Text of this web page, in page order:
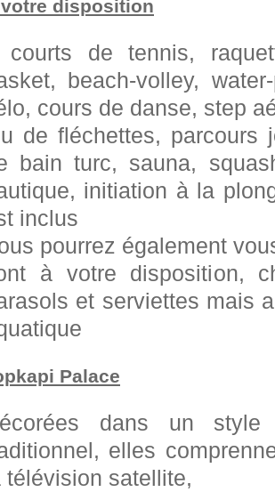
disposition
courts de tennis,
beach-volley,
cours de danse, step
de fléchettes, parcours
bain turc, sauna,
initiation à la
inclus
pourrez également
à votre disposition,
et serviettes mais
Palace
dans un
elles
télévision satellite,